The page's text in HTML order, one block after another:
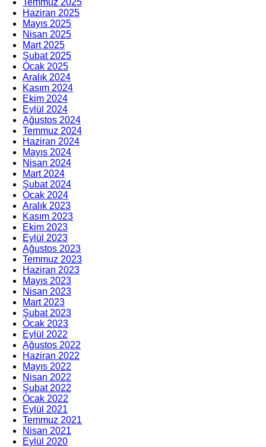
Temmuz 2025
Haziran 2025
Mayıs 2025
Nisan 2025
Mart 2025
Şubat 2025
Ocak 2025
Aralık 2024
Kasım 2024
Ekim 2024
Eylül 2024
Ağustos 2024
Temmuz 2024
Haziran 2024
Mayıs 2024
Nisan 2024
Mart 2024
Şubat 2024
Ocak 2024
Aralık 2023
Kasım 2023
Ekim 2023
Eylül 2023
Ağustos 2023
Temmuz 2023
Haziran 2023
Mayıs 2023
Nisan 2023
Mart 2023
Şubat 2023
Ocak 2023
Eylül 2022
Ağustos 2022
Haziran 2022
Mayıs 2022
Nisan 2022
Şubat 2022
Ocak 2022
Eylül 2021
Temmuz 2021
Nisan 2021
Eylül 2020